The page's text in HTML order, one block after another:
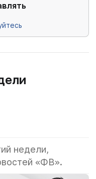
недели,
«ФВ».